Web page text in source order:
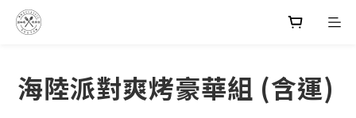
海陸派對爽烤豪華組 (含運)